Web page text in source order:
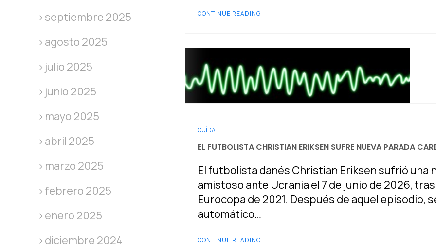
CONTINUE READING...
CUÍDATE
EL FUTBOLISTA CHRISTIAN ERIKSEN SUFRE NUEVA PARADA
El futbolista danés Christian Eriksen sufrió una
amistoso ante Ucrania el 7 de junio de 2026,
Eurocopa de 2021. Después de aquel episodio,
automático…
CONTINUE READING...
septiembre 2025
agosto 2025
julio 2025
junio 2025
mayo 2025
abril 2025
marzo 2025
febrero 2025
enero 2025
diciembre 2024